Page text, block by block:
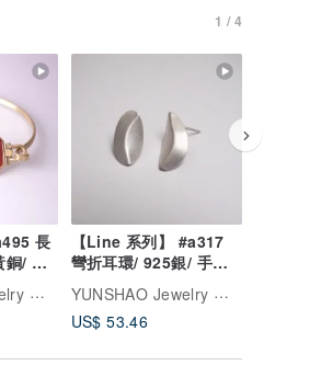
1 / 4
長
銅/ 手
YUNSHAO Jewelry 老歪金工創作室
【Line 系列】 #a317
彎折耳環/ 925銀/ 手工
YUNSHAO Jewelry 老歪金工創作室
US$ 53.46